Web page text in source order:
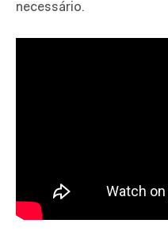
necessário.